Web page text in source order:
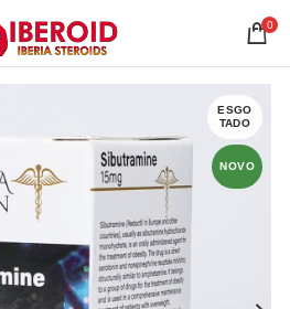
0
ESGO
TADO
NOVO